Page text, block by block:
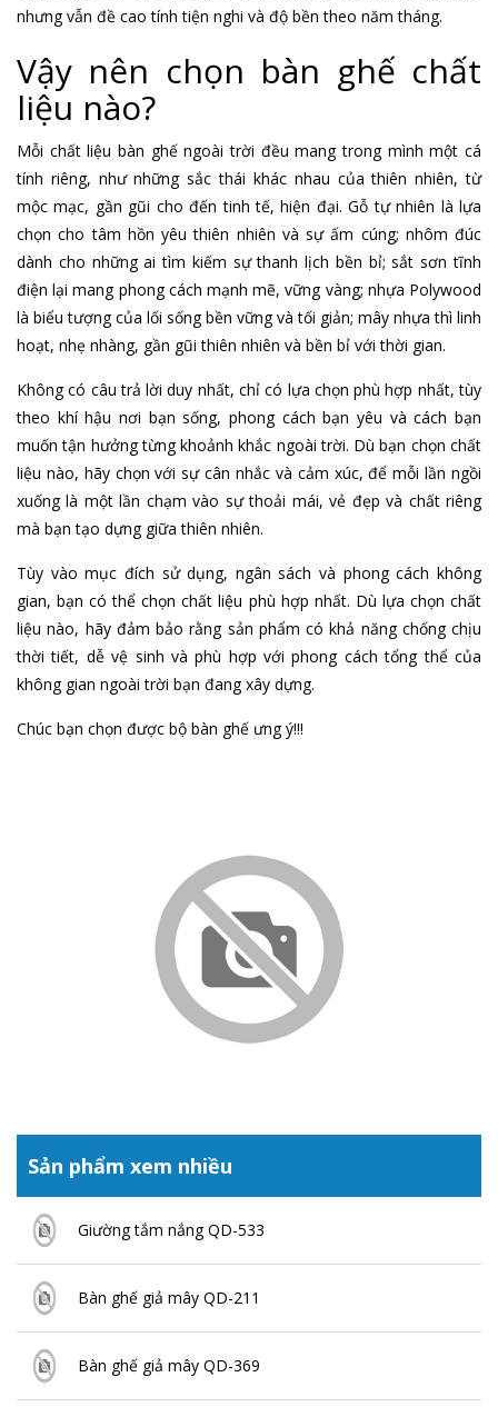
nhưng vẫn đề cao tính tiện nghi và độ bền theo năm tháng.
Vậy nên chọn bàn ghế chất
liệu nào?
Mỗi chất liệu bàn ghế ngoài trời đều mang trong mình một cá
tính riêng, như những sắc thái khác nhau của thiên nhiên, từ
mộc mạc, gần gũi cho đến tinh tế, hiện đại. Gỗ tự nhiên là lựa
chọn cho tâm hồn yêu thiên nhiên và sự ấm cúng; nhôm đúc
dành cho những ai tìm kiếm sự thanh lịch bền bỉ; sắt sơn tĩnh
điện lại mang phong cách mạnh mẽ, vững vàng; nhựa Polywood
là biểu tượng của lối sống bền vững và tối giản; mây nhựa thì linh
hoạt, nhẹ nhàng, gần gũi thiên nhiên và bền bỉ với thời gian.
Không có câu trả lời duy nhất, chỉ có lựa chọn phù hợp nhất, tùy
theo khí hậu nơi bạn sống, phong cách bạn yêu và cách bạn
muốn tận hưởng từng khoảnh khắc ngoài trời. Dù bạn chọn chất
liệu nào, hãy chọn với sự cân nhắc và cảm xúc, để mỗi lần ngồi
xuống là một lần chạm vào sự thoải mái, vẻ đẹp và chất riêng
mà bạn tạo dựng giữa thiên nhiên.
Tùy vào mục đích sử dụng, ngân sách và phong cách không
gian, bạn có thể chọn chất liệu phù hợp nhất. Dù lựa chọn chất
liệu nào, hãy đảm bảo rằng sản phẩm có khả năng chống chịu
thời tiết, dễ vệ sinh và phù hợp với phong cách tổng thể của
không gian ngoài trời bạn đang xây dựng.
Chúc bạn chọn được bộ bàn ghế ưng ý!!!
Sản phẩm xem nhiều
Giường tắm nắng QD-533
Bàn ghế giả mây QD-211
Bàn ghế giả mây QD-369